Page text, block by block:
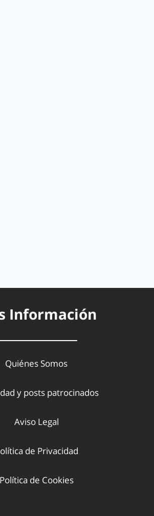
Información
Quiénes Somos
y posts patrocinados
Aviso Legal
de Privacidad
Política de Cookies